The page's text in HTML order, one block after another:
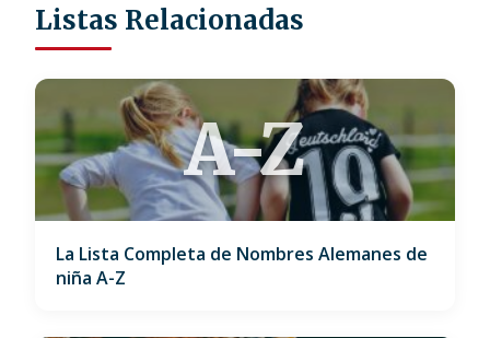
Listas Relacionadas
A-Z
La Lista Completa de Nombres Alemanes de
niña A-Z